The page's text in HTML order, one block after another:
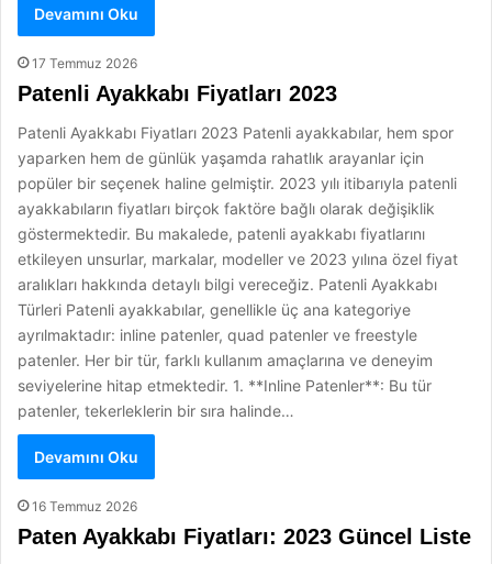
Devamını Oku
17 Temmuz 2026
Patenli Ayakkabı Fiyatları 2023
Patenli Ayakkabı Fiyatları 2023 Patenli ayakkabılar, hem spor
yaparken hem de günlük yaşamda rahatlık arayanlar için
popüler bir seçenek haline gelmiştir. 2023 yılı itibarıyla patenli
ayakkabıların fiyatları birçok faktöre bağlı olarak değişiklik
göstermektedir. Bu makalede, patenli ayakkabı fiyatlarını
etkileyen unsurlar, markalar, modeller ve 2023 yılına özel fiyat
aralıkları hakkında detaylı bilgi vereceğiz. Patenli Ayakkabı
Türleri Patenli ayakkabılar, genellikle üç ana kategoriye
ayrılmaktadır: inline patenler, quad patenler ve freestyle
patenler. Her bir tür, farklı kullanım amaçlarına ve deneyim
seviyelerine hitap etmektedir. 1. **Inline Patenler**: Bu tür
patenler, tekerleklerin bir sıra halinde…
Devamını Oku
16 Temmuz 2026
Paten Ayakkabı Fiyatları: 2023 Güncel Liste